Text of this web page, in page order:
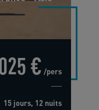
€ /pers
15 jours, 12 nuits